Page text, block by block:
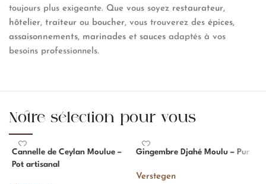
toujours plus exigeante. Que vous soyez restaurateur,
hôtelier, traiteur ou boucher, vous trouverez des épices,
assaisonnements, marinades et sauces adaptés à vos
besoins professionnels.
Notre sélection pour vous
Cannelle de Ceylan Moulue –
Pot artisanal
Gingembre Djahé Moulu – Pur
Verstegen